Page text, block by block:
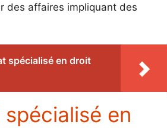
des affaires impliquant des
spécialisé en droit
en